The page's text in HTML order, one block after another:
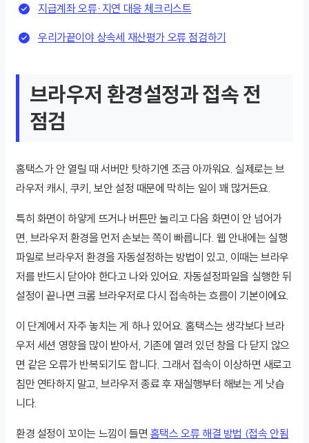
지급계좌 오류·지연 대응 체크리스트
우리가끝이야 상속세 재산평가 오류 점검하기
브라우저 환경설정과 접속 전
점검
홈택스가 안 열릴 때 서버만 탓하기엔 조금 아까워요. 실제로는 브
라우저 캐시, 쿠키, 보안 설정 때문에 막히는 일이 꽤 많거든요.
특히 화면이 하얗게 뜨거나 버튼만 눌리고 다음 화면이 안 넘어가
면, 브라우저 환경을 먼저 손보는 쪽이 빠릅니다. 웹 안내에는 실행
파일로 브라우저 환경을 자동설정하는 방법이 있고, 이때는 브라우
저를 반드시 닫아야 한다고 나와 있어요. 자동설정파일을 실행한 뒤
설정이 끝나면 크롬 브라우저로 다시 접속하는 흐름이 기본이에요.
이 단계에서 자주 놓치는 게 하나 있어요. 홈택스는 생각보다 브라
우저 세션 영향을 많이 받아서, 기존에 열려 있던 창을 다 닫지 않으
면 같은 오류가 반복되기도 합니다. 그래서 접속이 이상하면 새로고
침만 연타하지 말고, 브라우저 종료 후 재실행부터 해보는 게 낫습
니다.
환경 설정이 꼬이는 느낌이 들면 홈택스 오류 해결 방법 (접속 안됨